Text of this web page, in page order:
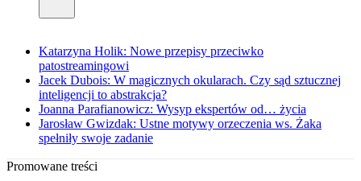
Katarzyna Holik: Nowe przepisy przeciwko
patostreamingowi
Jacek Dubois: W magicznych okularach. Czy sąd sztucznej
inteligencji to abstrakcja?
Joanna Parafianowicz: Wysyp ekspertów od… życia
Jarosław Gwizdak: Ustne motywy orzeczenia ws. Żaka
spełniły swoje zadanie
Promowane treści